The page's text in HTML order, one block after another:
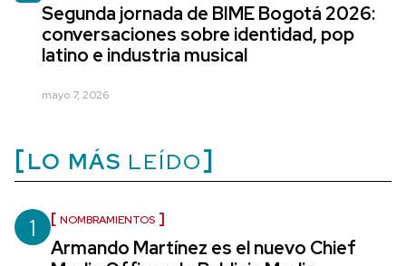
Segunda jornada de BIME Bogotá 2026:
conversaciones sobre identidad, pop
latino e industria musical
mayo 7, 2026
LO MÁS LEÍDO
1 NOMBRAMIENTOS
Armando Martínez es el nuevo Chief